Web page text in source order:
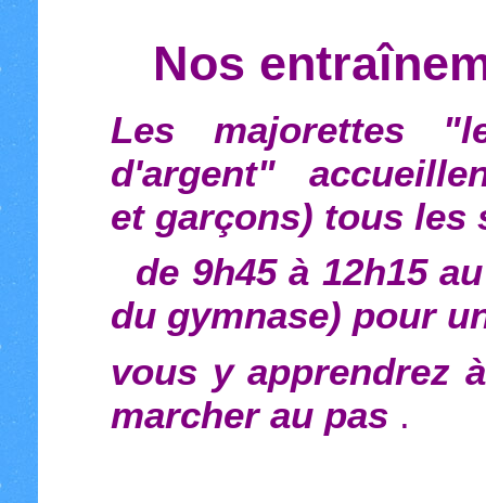
Nos
Les majorettes
d'argent"
et garçons) tous les
de 9h45 à 12h15
du gymnase) pour
vous y apprendrez
marcher au pas .